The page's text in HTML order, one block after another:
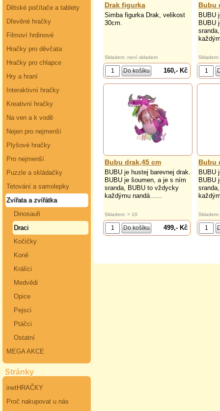
Dětské počítače a tablety
Dřevěné hračky
Filmoví hrdinové
Hračky pro děvčata
Hračky pro chlapce
Hry a hraní
Interaktivní hračky
Kreativní hračky
Na ven a k vodě
Nejen pro nejmenší
Plyšové hračky
Pro nejmenší
Puzzle a skládačky
Tetování a samolepky
Zvířata a zvířátka
Dinosauři
Draci
Kočičky
Koně
Králíci
Medvědi
Opice
Pejsci
Ptáčci
Ostatní
MEGA AKCE
Stránky
inetHRAČKY
Proč nakupovat u nás
Drak figurka
Simba figurka Drak, velikost
30cm.
Skladem: není skladem
160,- Kč
Bubu
BUBU
BUBU
Bubu drak,45 cm
BUBU je hustej barevnej drak.
BUBU je šoumen, a je s ním
sranda, BUBU to vždycky
každýmu nandá…...
Skladem: > 10
499,- Kč
Bubu
BUBU
BUBU